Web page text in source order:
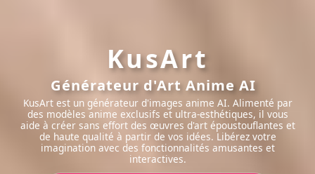
KusArt
Générateur d'Art Anime AI
KusArt est un générateur d'images anime AI. Alimenté par
des modèles anime exclusifs et ultra-esthétiques, il vous
aide à créer sans effort des œuvres d'art époustouflantes et
de haute qualité à partir de vos idées. Libérez votre
imagination avec des fonctionnalités amusantes et
interactives.